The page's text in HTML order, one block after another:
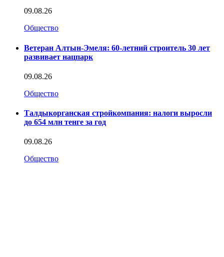
09.08.26
Общество
Ветеран Алтын-Эмеля: 60-летний строитель 30 лет
развивает нацпарк
09.08.26
Общество
Талдыкорганская стройкомпания: налоги выросли
до 654 млн тенге за год
09.08.26
Общество